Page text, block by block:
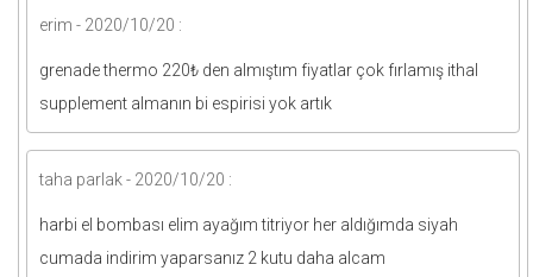
erim - 2020/10/20 :
grenade thermo 220₺ den almıştım fiyatlar çok fırlamış ithal
supplement almanın bi espirisi yok artık
taha parlak - 2020/10/20 :
harbi el bombası elim ayağım titriyor her aldığımda siyah
cumada indirim yaparsanız 2 kutu daha alcam